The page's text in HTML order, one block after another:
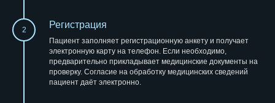
2 Регистрация
Пациент заполняет регистрационную анкету и получает
электронную карту на телефон. Если необходимо,
предварительно прикладывает медицинские документы на
проверку. Согласие на обработку медицинских сведений
пациент даёт электронно.